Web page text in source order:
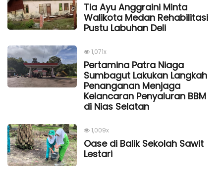
Tia Ayu Anggraini Minta
Walikota Medan Rehabilitasi
Pustu Labuhan Deli
1,071x
Pertamina Patra Niaga
Sumbagut Lakukan Langkah
Penanganan Menjaga
Kelancaran Penyaluran BBM
di Nias Selatan
1,009x
Oase di Balik Sekolah Sawit
Lestari